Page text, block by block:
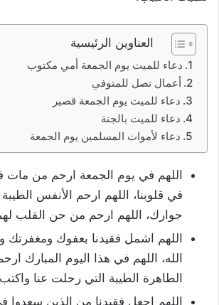
العناوين الرئيسية
دعاء للميت يوم الجمعة أمي مكتوب
أعمال تصل للمتوفي
دعاء للميت يوم الجمعة قصير
دعاء للميت بالجنة
دعاء لأموات المسلمين يوم الجمعة
اللهم في يوم الجمعة ارحم من مات
في قلوبنا، اللهم ارحم الأنفس
جوارك، اللهم ارحم من حن القلب
اللهم اشمل فقيدنا بعفوك ومغفرتك
الله، اللهم في هذا اليوم المبارك
الطاهرة الطيبة التي رحلت عنا
اللهم اجعل فقيدنا من الذين سعدوا